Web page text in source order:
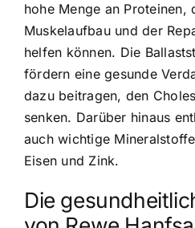
hohe Menge an Proteinen,
Muskelaufbau und der
helfen können. Die
fördern eine gesunde
dazu beitragen, den
senken. Darüber hinaus
auch wichtige
Eisen und Zink.
Die